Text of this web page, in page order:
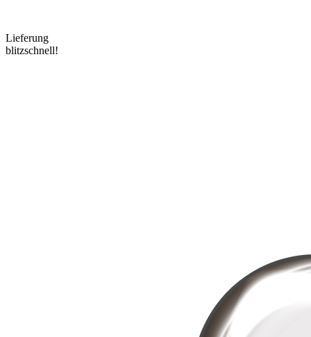
Lieferung
blitzschnell!